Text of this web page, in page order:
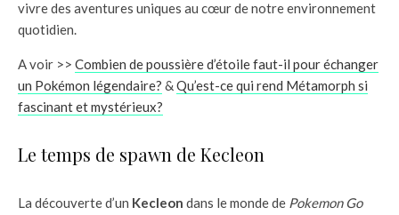
vivre des aventures uniques au cœur de notre environnement
quotidien.
A voir >> Combien de poussière d’étoile faut-il pour échanger
un Pokémon légendaire? &Qu’est-ce qui rend Métamorph si
fascinant et mystérieux?
Le temps de spawn de Kecleon
La découverte d’un Kecleon dans le monde de Pokemon Go